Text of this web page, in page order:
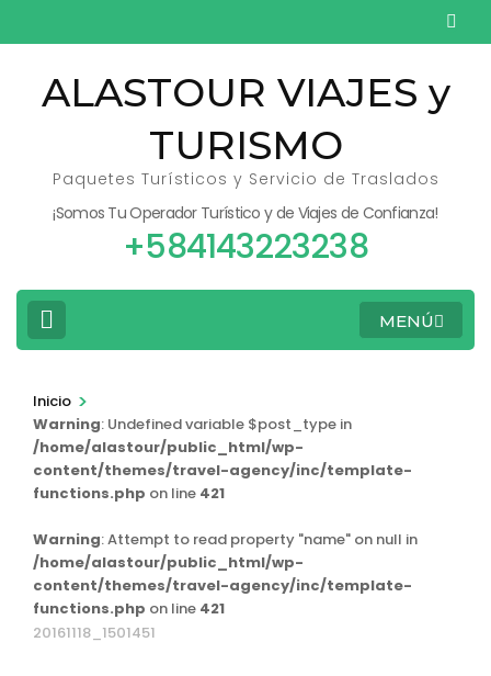
al
contenido
(presionaALASTOUR VIAJES y
TURISMO
Paquetes Turísticos y Servicio de Traslados
¡Somos Tu Operador Turístico y de Viajes de Confianza!
+584143223238
MENÚ
Inicio >
Warning: Undefined variable $post_type in
/home/alastour/public_html/wp-
content/themes/travel-agency/inc/template-
functions.php on line 421
Warning: Attempt to read property "name" on null in
/home/alastour/public_html/wp-
content/themes/travel-agency/inc/template-
functions.php on line 421
20161118_1501451